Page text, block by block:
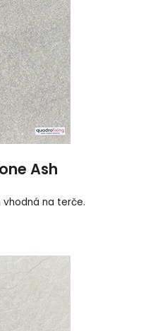
Ash
vhodná na terče.